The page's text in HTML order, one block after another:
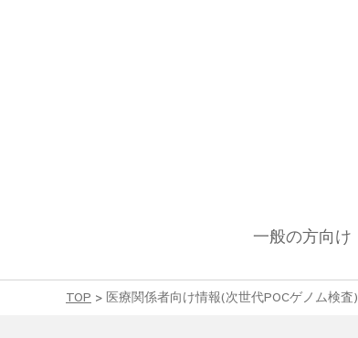
一般の方向け
TOP > 医療関係者向け情報(次世代POCゲノム検査)